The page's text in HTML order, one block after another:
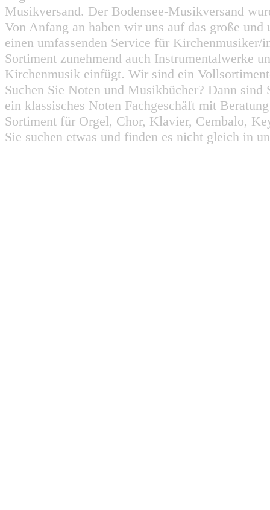
Musikversand. Der Bodensee-Musikversand
Von Anfang an haben wir uns auf das große
einen umfassenden Service für
Sortiment zunehmend auch Instrumentalwerke
Kirchenmusik einfügt. Wir sind ein
Suchen Sie Noten und Musikbücher? Dann
ein klassisches Noten Fachgeschäft mit
Sortiment für Orgel, Chor, Klavier, Cembalo,
Sie suchen etwas und finden es nicht gleich in